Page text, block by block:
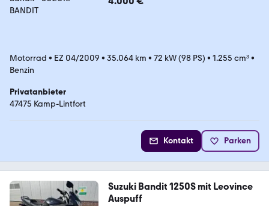
Motorrad • EZ 04/2009 • 35.064 km • 72 kW (98 PS) • 1.255 cm³•
Benzin
Privatanbieter
47475 Kamp-Lintfort
Kontakt Parken
Suzuki Bandit 1250S mit Leovince
Auspuff